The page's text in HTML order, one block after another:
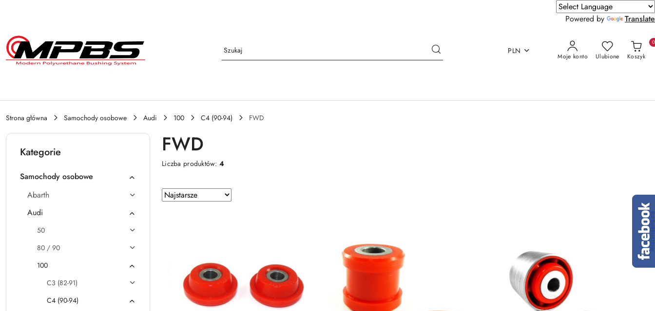
Powered by
Translate
Przejdź do treści głównej
Przejdź do wyszukiwarki
Przejdź do moje konto
Przejdź do menu głównego
Przejdź do stopki
PLN
Moje konto Ulubione Koszyk
0
Strona główna Samochody osobowe Audi 100 C4 (90-94) FWD
Kategorie
Samochody osobowe
Abarth
Audi
50
80 / 90
100
C3 (82-91)
C4 (90-94)
FWD
Liczba produktów:4
Zastosowano
sortowanie:
Sortuj
według